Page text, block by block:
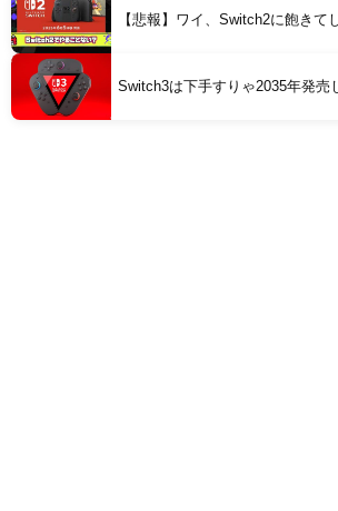
【悲報】ワイ、Switch2に飽きて
Switch3は下手すりゃ2035年発売